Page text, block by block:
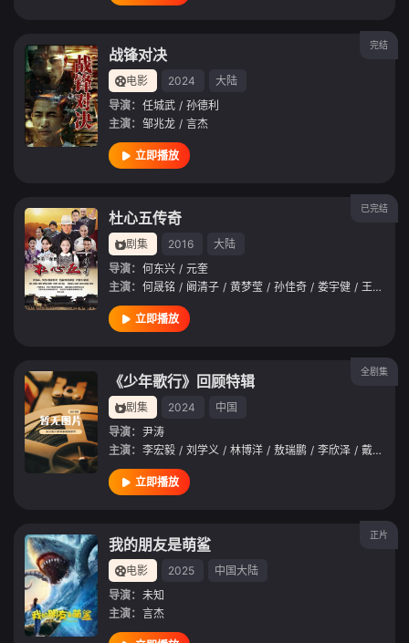
完结
战锋对决
电影 2024
大陆
导演： 任城武 / 孙德利
主演： 邹兆龙 / 言杰
立即播放
已完结
杜心五传奇
剧集 2016
大陆
导演： 何东兴 / 元奎
主演： 何晟铭 / 阚清子 / 黄梦莹 / 孙佳奇 / 娄宇健 / 王双
立即播放
全剧集
《少年歌行》回顾特辑
剧集 2024
中国
导演： 尹涛
主演： 李宏毅 / 刘学义 / 林博洋 / 敖瑞鹏 / 李欣泽 / 戴燕妮
立即播放
正片
我的朋友是萌鲨
电影 2025
中国大陆
导演： 未知
主演： 言杰